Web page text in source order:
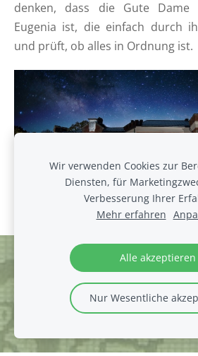
denken, dass die Gute Dame
Eugenia ist, die einfach durch
und prüft, ob alles in Ordnung ist.
Cookies
Wir verwenden Cookies zur
Diensten, für
Verbesserung Ihrer
Mehr erfahren
Alle akzeptieren
Nur Wesentliche